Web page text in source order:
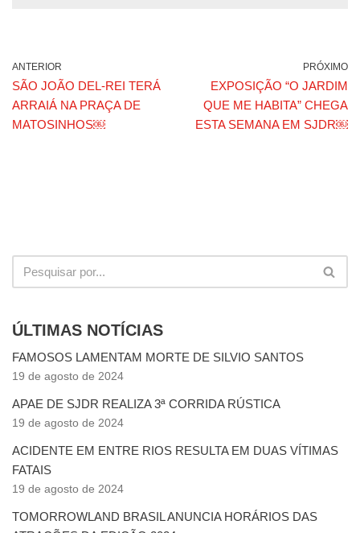
ANTERIOR
SÃO JOÃO DEL-REI TERÁ
ARRAIÁ NA PRAÇA DE
MATOSINHOS￼
PRÓXIMO
EXPOSIÇÃO “O JARDIM
QUE ME HABITA” CHEGA
ESTA SEMANA EM SJDR￼
ÚLTIMAS NOTÍCIAS
FAMOSOS LAMENTAM MORTE DE SILVIO SANTOS
19 de agosto de 2024
APAE DE SJDR REALIZA 3ª CORRIDA RÚSTICA
19 de agosto de 2024
ACIDENTE EM ENTRE RIOS RESULTA EM DUAS VÍTIMAS
FATAIS
19 de agosto de 2024
TOMORROWLAND BRASIL ANUNCIA HORÁRIOS DAS